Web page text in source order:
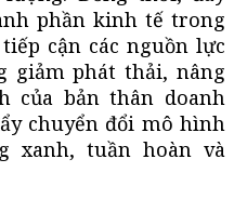
phần kinh tế trong
cận các nguồn lực
giảm phát thải, nâng
của bản thân doanh
chuyển đổi mô hình
xanh, tuần hoàn và